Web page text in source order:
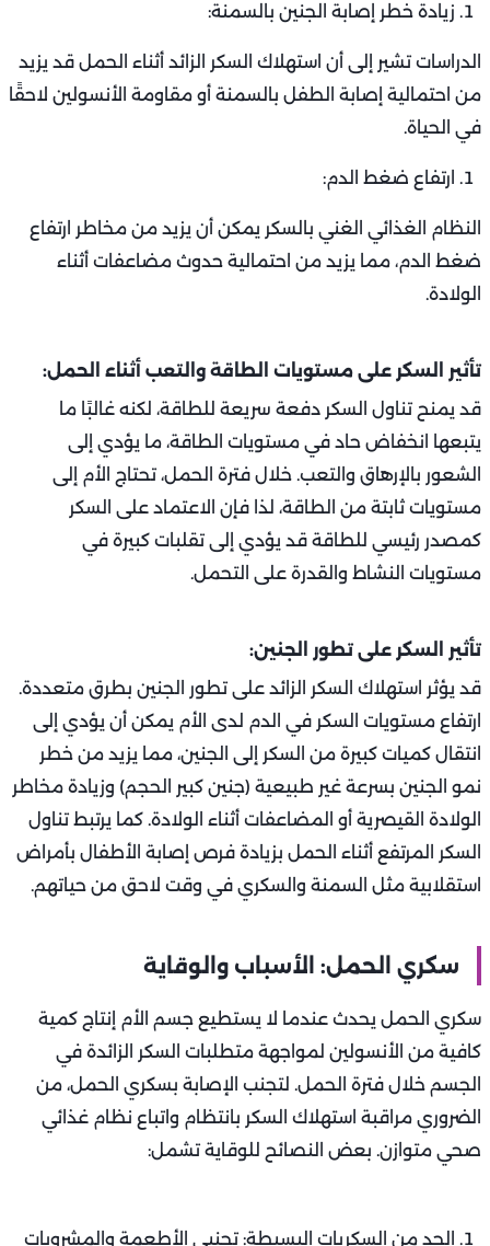
زيادة خطر إصابة الجنين بالسمنة:
الدراسات تشير إلى أن استهلاك السكر الزائد أثناء الحمل قد يزيد
من احتمالية إصابة الطفل بالسمنة أو مقاومة الأنسولين لاحقًا
في الحياة.
ارتفاع ضغط الدم:
النظام الغذائي الغني بالسكر يمكن أن يزيد من مخاطر ارتفاع
ضغط الدم، مما يزيد من احتمالية حدوث مضاعفات أثناء
الولادة.
تأثير السكر على مستويات الطاقة والتعب أثناء الحمل:
قد يمنح تناول السكر دفعة سريعة للطاقة، لكنه غالبًا ما
يتبعها انخفاض حاد في مستويات الطاقة، ما يؤدي إلى
الشعور بالإرهاق والتعب. خلال فترة الحمل، تحتاج الأم إلى
مستويات ثابتة من الطاقة، لذا فإن الاعتماد على السكر
كمصدر رئيسي للطاقة قد يؤدي إلى تقلبات كبيرة في
مستويات النشاط والقدرة على التحمل.
تأثير السكر على تطور الجنين:
قد يؤثر استهلاك السكر الزائد على تطور الجنين بطرق متعددة.
ارتفاع مستويات السكر في الدم لدى الأم يمكن أن يؤدي إلى
انتقال كميات كبيرة من السكر إلى الجنين، مما يزيد من خطر
نمو الجنين بسرعة غير طبيعية (جنين كبير الحجم) وزيادة مخاطر
الولادة القيصرية أو المضاعفات أثناء الولادة. كما يرتبط تناول
السكر المرتفع أثناء الحمل بزيادة فرص إصابة الأطفال بأمراض
استقلابية مثل السمنة والسكري في وقت لاحق من حياتهم.
سكري الحمل: الأسباب والوقاية
سكري الحمل يحدث عندما لا يستطيع جسم الأم إنتاج كمية
كافية من الأنسولين لمواجهة متطلبات السكر الزائدة في
الجسم خلال فترة الحمل. لتجنب الإصابة بسكري الحمل، من
الضروري مراقبة استهلاك السكر بانتظام واتباع نظام غذائي
صحي متوازن. بعض النصائح للوقاية تشمل:
الحد من السكريات البسيطة: تجنبي الأطعمة والمشروبات